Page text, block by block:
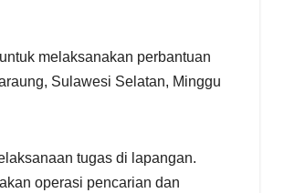
melaksanakan perbantuan
Sulawesi Selatan, Minggu
tugas di lapangan.
operasi pencarian dan